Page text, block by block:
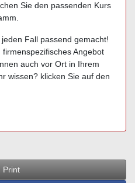
Sie den passenden Kurs
Fall passend gemacht!
Angebot
auch vor Ort in Ihrem
wissen? klicken Sie auf den
Print